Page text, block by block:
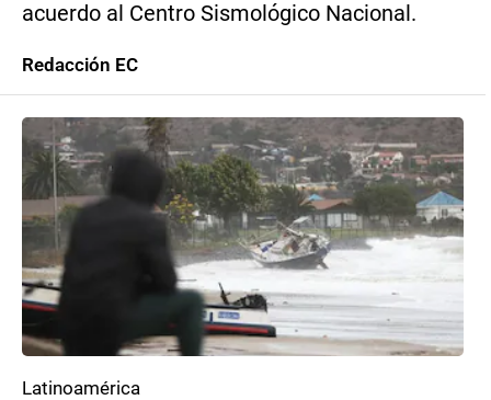
acuerdo al Centro Sismológico Nacional.
Redacción EC
Latinoamérica